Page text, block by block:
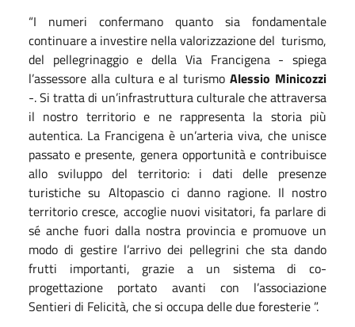
“I numeri confermano quanto sia fondamentale
continuare a investire nella valorizzazione del turismo,
del pellegrinaggio e della Via Francigena - spiega
l’assessore alla cultura e al turismo Alessio Minicozzi
-. Si tratta di un’infrastruttura culturale che attraversa
il nostro territorio e ne rappresenta la storia più
autentica. La Francigena è un’arteria viva, che unisce
passato e presente, genera opportunità e contribuisce
allo sviluppo del territorio: i dati delle presenze
turistiche su Altopascio ci danno ragione. Il nostro
territorio cresce, accoglie nuovi visitatori, fa parlare di
sé anche fuori dalla nostra provincia e promuove un
modo di gestire l’arrivo dei pellegrini che sta dando
frutti importanti, grazie a un sistema di co-
progettazione portato avanti con l’associazione
Sentieri di Felicità, che si occupa delle due foresterie ”.